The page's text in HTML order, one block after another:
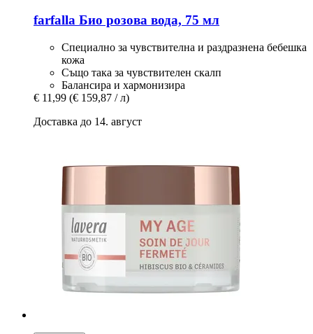
farfalla Био розова вода, 75 мл
Специално за чувствителна и раздразнена бебешка
кожа
Също така за чувствителен скалп
Балансира и хармонизира
€ 11,99 (€ 159,87 / л)
Доставка до 14. август